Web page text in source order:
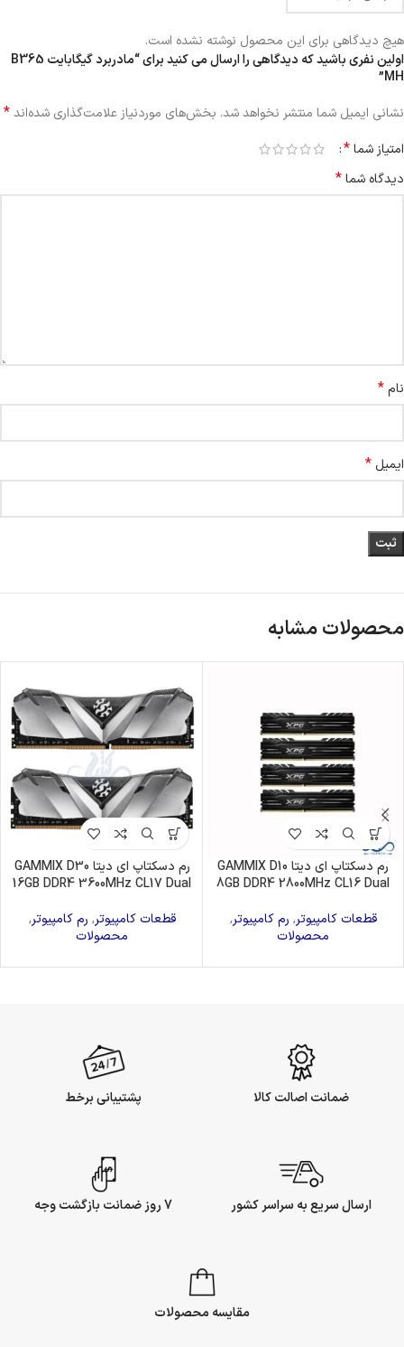
هیچ دیدگاهی برای این محصول نوشته نشده است.
اولین نفری باشید که دیدگاهی را ارسال می کنید برای “مادربرد گیگابایت B365
MH”
نشانی ایمیل شما منتشر نخواهد شد. بخش‌های موردنیاز علامت‌گذاری شده‌اند*
امتیاز شما*
دیدگاه شما*
نام*
ایمیل *
محصولات مشابه
رم دسکتاپ ای دیتا GAMMIX D10
8GB DDR4 2800MHz CL16 Dual
قطعات کامپیوتر, رم کامپیوتر,
محصولات
رم دسکتاپ ای دیتا GAMMIX D30
16GB DDR4 3600MHz CL17 Dual
قطعات کامپیوتر, رم کامپیوتر,
محصولات
ضمانت اصالت کالا پشتیبانی برخط
ارسال سریع به سراسر کشور 7 روز ضمانت بازگشت وجه
مقایسه محصولات